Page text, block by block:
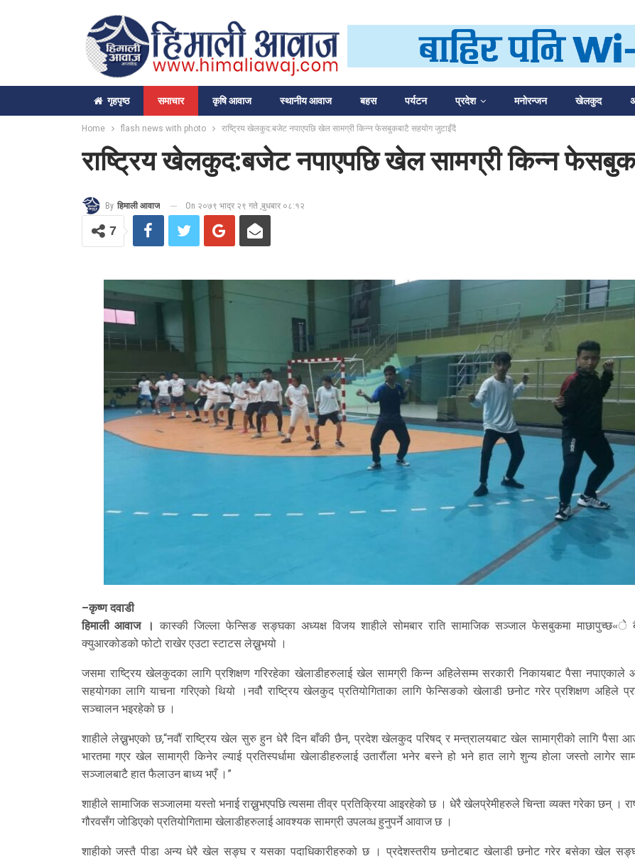
गृहपृष्‍ठ समाचार कृषि आवाज स्थानीय आवाज बहस पर्यटन प्रदेश मनोरन्जन खेलकुद
Home flash news with photo राष्ट्रिय खेलकुद:बजेट नपाएपछि खेल सामग्री किन्न फेसबुकबाटै सहयोग जुटाइँदै
राष्ट्रिय खेलकुद:बजेट नपाएपछि खेल सामग्री किन्न
By हिमाली आवाज On २०७९ भाद्र २९ गते ,बुधबार ०८:१२
7
–कृष्ण दवाडी
हिमाली आवाज । कास्की जिल्ला फेन्सिङ सङ्घका अध्यक्ष विजय शाहीले सोमबार राति सामाजिक सञ्जाल फेसबुकमा माछापुच्छ«े
क्युआरकोडको फोटो राखेर एउटा स्टाटस लेख्नुभयो ।
जसमा राष्ट्रिय खेलकुदका लागि प्रशिक्षण गरिरहेका खेलाडीहरुलाई खेल सामग्री किन्न अहिलेसम्म सरकारी निकायबाट पैसा नपाएकाले
सहयोगका लागि याचना गरिएको थियो ।नवौै राष्ट्रिय खेलकुद प्रतियोगिताका लागि फेन्सिङको खेलाडी छनोट गरेर प्रशिक्षण अहिले
सञ्चालन भइरहेको छ ।
शाहीले लेख्नुभएको छ,“नवौं राष्ट्रिय खेल सुरु हुन धेरै दिन बाँकी छैन, प्रदेश खेलकुद परिषद् र मन्त्रालयबाट खेल सामाग्रीको लागि पैसा
भारतमा गएर खेल सामाग्री किनेर ल्याई प्रतिस्पर्धामा खेलाडीहरुलाई उतारौंला भनेर बस्ने हो भने हात लागे शुन्य होला जस्तो लागेर
सञ्जालबाटै हात फैलाउन बाध्य भएँ ।”
शाहीले सामाजिक सञ्जालमा यस्तो भनाई राख्नुभएपछि त्यसमा तीव्र प्रतिक्रिया आइरहेको छ । धेरै खेलप्रेमीहरुले चिन्ता व्यक्त गरेका छन् ।
गौरवसँग जोडिएको प्रतियोगितामा खेलाडीहरुलाई आवश्यक सामग्री उपलव्ध हुनुपर्ने आवाज छ ।
शाहीको जस्तै पीडा अन्य धेरै खेल सङ्घ र यसका पदाधिकारीहरुको छ । प्रदेशस्तरीय छनोटबाट खेलाडी छनोट गरेर बसेका खेल